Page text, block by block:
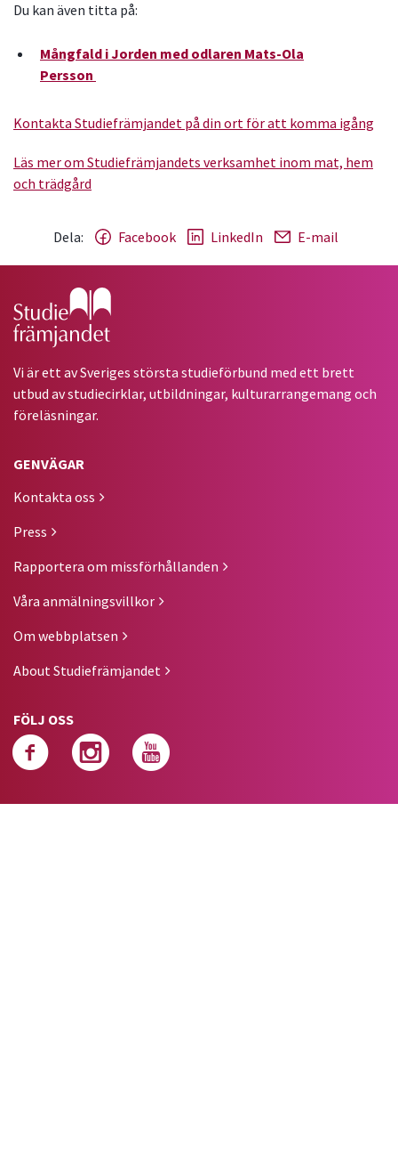
Du kan även titta på:
Mångfald i Jorden med odlaren Mats-Ola
Persson
Kontakta Studiefrämjandet på din ort för att komma igång
Läs mer om Studiefrämjandets verksamhet inom mat, hem
och trädgård
Dela: Facebook LinkedIn E-mail
Gå till studiefrämjandets startsida
Vi är ett av Sveriges största studieförbund med ett brett
utbud av studiecirklar, utbildningar, kulturarrangemang och
föreläsningar.
GENVÄGAR
Kontakta oss
Press
Rapportera om missförhållanden
Våra anmälningsvillkor
Om webbplatsen
About Studiefrämjandet
FÖLJ OSS
Följ oss på facebook
Följ oss på
Följ oss på